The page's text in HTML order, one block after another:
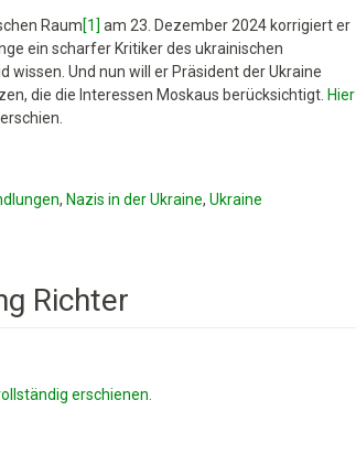
Raum[1] am 23. Dezember 2024 korrigiert er
ein scharfer Kritiker des ukrainischen
wissen. Und nun will er Präsident der Ukraine
die die Interessen Moskaus berücksichtigt. Hier
erschien.
, Nazis in der Ukraine, Ukraine
Richter
erschienen.